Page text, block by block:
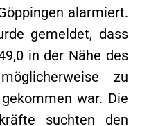
alarmiert.
gemeldet, dass
in der Nähe des
zu
war. Die
suchten den